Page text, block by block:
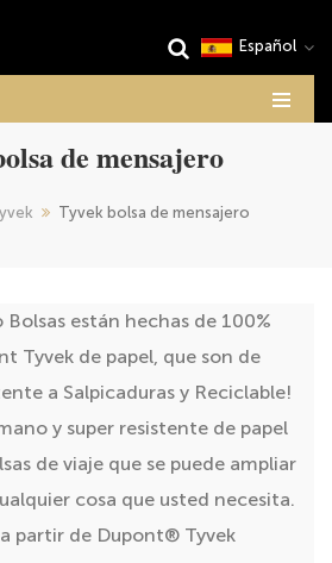
Español
de mensajero
Tyvek bolsa de mensajero
están hechas de 100%
Tyvek de papel, que son de
a Salpicaduras y Reciclable!
y super resistente de papel
de viaje que se puede ampliar
cosa que usted necesita.
partir de Dupont® Tyvek